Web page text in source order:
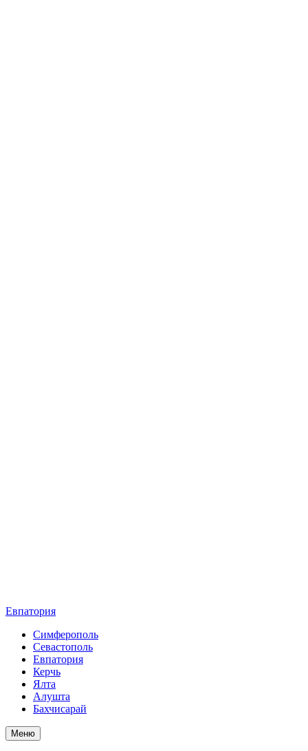
Евпатория
Симферополь
Севастополь
Евпатория
Керчь
Ялта
Алушта
Бахчисарай
Меню